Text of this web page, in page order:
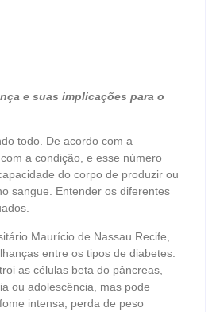
e suas implicações para o
todo. De acordo com a
a condição, e esse número
do corpo de produzir ou
sangue. Entender os diferentes
Maurício de Nassau Recife,
entre os tipos de diabetes.
as células beta do pâncreas,
ou adolescência, mas pode
intensa, perda de peso